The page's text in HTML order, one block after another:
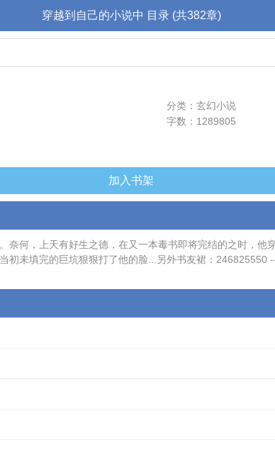
穿越到自己的小说中 目录 (共382章)
分类：玄幻小说
字数：1289805
加入书架
何，上天有好生之德，在又一本毒书即将完结的之时，
未填完的巨坑狠狠打了他的脸...另外书友裙：246825550